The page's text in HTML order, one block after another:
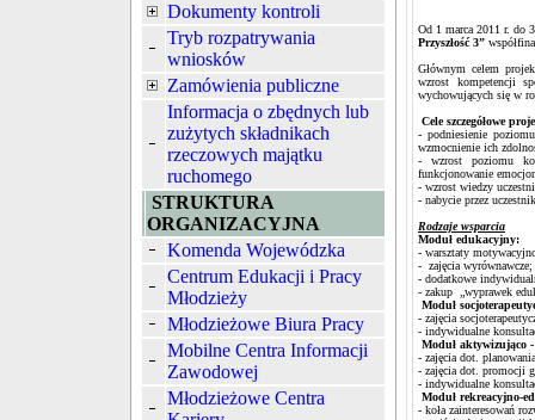
Dokumenty kontroli
Tryb rozpatrywania
wniosków
Zamówienia publiczne
Informacja o zbędnych lub
zużytych składnikach
rzeczowych majątku
ruchomego
STRUKTURA
ORGANIZACYJNA
Komenda Wojewódzka
Centrum Edukacji i Pracy
Młodzieży
Młodzieżowe Biura Pracy
Mobilne Centra Informacji
Zawodowej
Młodzieżowe Centra
Od 1 marca 2011 r. do
Przyszłość 3”
Głównym celem
wzrost kompetencji
wychowujących się w
Cele szczegółowe
- podniesienie
wzmocnienie ich
- wzrost poziomu
funkcjonowanie
- wzrost wiedzy
- nabycie przez
Rodzaje wsparcia
Moduł edukacyjny:
- warsztaty
- zajęcia wyrównawcze;
- dodatkowe
- zakup „wyprawek
Moduł
- zajęcia
- indywidualne
Moduł aktywizująco
- zajęcia dot.
- zajęcia dot. promocji
- indywidualne
Moduł rekreacyjno-
- koła zainteresowań